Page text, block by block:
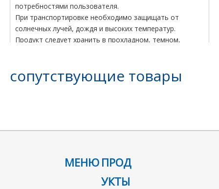
потребностями пользователя.
При транспортировке необходимо защищать от
солнечных лучей, дождя и высоких температур.
Продукт следует хранить в прохладном, темном,
При обращении соблюдайте правила техники
безопасности и избегайте попадания на кожу, в глаза и
предыдущий:
сопутствующие товары
МЕНЮ ПРОД
УКТЫ